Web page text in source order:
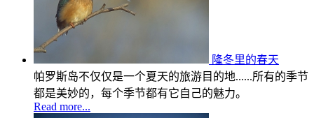
隆冬里的春天
帕罗斯岛不仅仅是一个夏天的旅游目的地......所有的季节
都是美妙的，每个季节都有它自己的魅力。
Read more...